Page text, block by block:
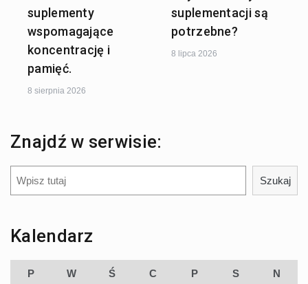
suplementy
wspomagające
koncentrację i
pamięć.
8 sierpnia 2026
suplementacji są
potrzebne?
8 lipca 2026
Znajdź w serwisie:
Szukaj
Kalendarz
P W Ś C P S
N